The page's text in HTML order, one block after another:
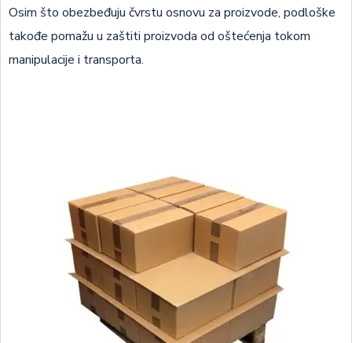
Osim što obezbeđuju čvrstu osnovu za proizvode, podloške
takođe pomažu u zaštiti proizvoda od oštećenja tokom
manipulacije i transporta.